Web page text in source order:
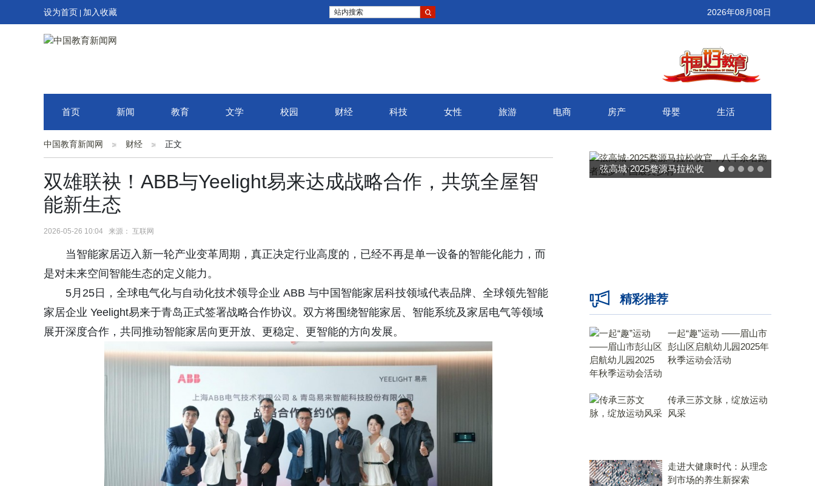
设为首页 加入收藏 站内搜索 2026年08月08日
首页 新闻 教育 文学 校园 财经 科技 女性 旅游 电商 房产 母婴 生活
中国教育新闻网 财经 正文
双雄联袂！ABB与Yeelight易来达成战略合作，共筑全屋智
能新生态
2026-05-26 10:04 来源： 互联网
当智能家居迈入新一轮产业变革周期，真正决定行业高度的，已经不再是单一设备的智能化能力，而
是对未来空间智能生态的定义能力。
5月25日，全球电气化与自动化技术领导企业 ABB 与中国智能家居科技领域代表品牌、全球领先智能
家居企业 Yeelight易来于青岛正式签署战略合作协议。双方将围绕智能家居、智能系统及家居电气等领域
展开深度合作，共同推动智能家居向更开放、更稳定、更智能的方向发展。
弦高城·2025婺源马拉松收
武汉百联奥莱年度感恩
精彩推荐
一起“趣”运动 ——眉山市
彭山区启航幼儿园2025年
秋季运动会活动
传承三苏文脉，绽放运动
风采
走进大健康时代：从理念
到市场的养生新探索